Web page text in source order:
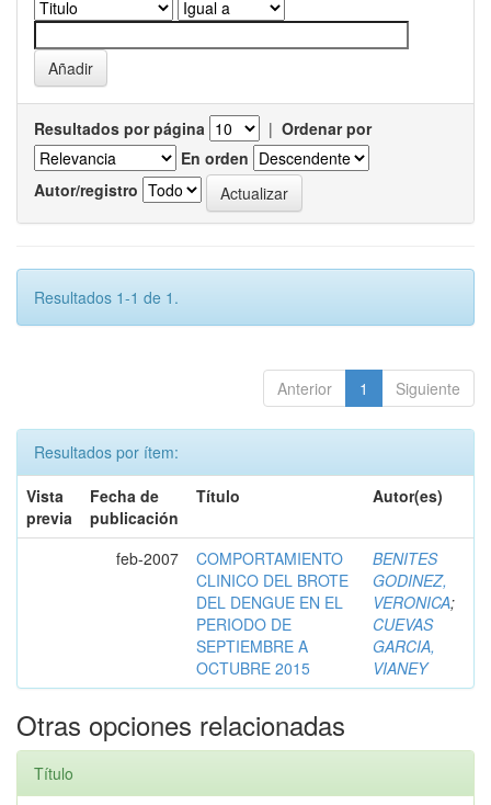
Resultados por página | Ordenar por
En orden
Autor/registro
Resultados 1-1 de 1.
Anterior 1 Siguiente
Resultados por ítem:
Vista
previa
Fecha de
publicación
Título Autor(es)
feb-2007
COMPORTAMIENTO
CLINICO DEL BROTE
DEL DENGUE EN EL
PERIODO DE
SEPTIEMBRE A
OCTUBRE 2015
BENITES
GODINEZ,
VERONICA;
CUEVAS
GARCIA,
VIANEY
Otras opciones relacionadas
Título